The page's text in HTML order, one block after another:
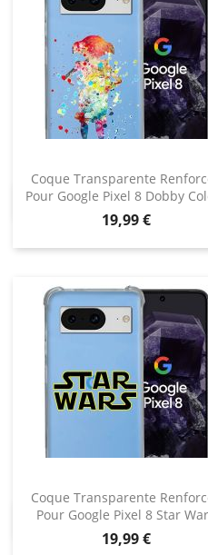
Coque Transparente
Pour Google Pixel 8 Dobby
Prix
19,99 €
Aperçu rapide
Coque Transparente
Pour Google Pixel 8 Star
Prix
19,99 €
Aperçu rapide